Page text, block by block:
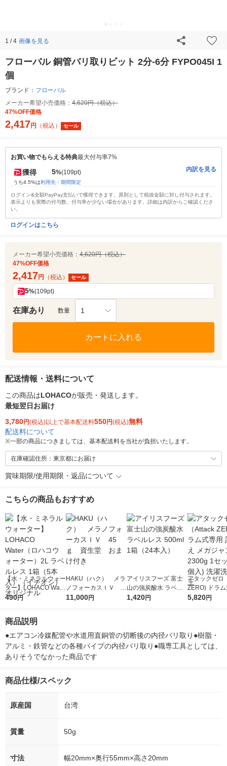
1 / 4 画像を見る
フローバル 銅管バリ取りビット 2分-6分 FYPO045I 1
個
ブランド： フローバル
メーカー希望小売価格： 4,620円（税込）
47%OFF価格
2,417円 （税込） セール
お買い物でもらえる特典最大付与率7%
獲得 5%(109pt)
うち4.5%は利用先・期間限定
内訳を見る
ログイン&全額PayPay支払いで獲得できます。原則として税抜金額に対し付与されます。
表示よりも実際の付与数、付与率が少ない場合があります。詳細は内訳からご確認くださ
い。
ログインはこちら
メーカー希望小売価格： 4,620円（税込）
47%OFF価格
2,417円 （税込） セール
5%(109pt)
在庫あり 数量 1
カートに入れる
配送情報・送料について
この商品はLOHACOが販売・発送します。
最短翌日お届け
3,780円(税込)以上で基本配送料550円(税込)無料
配送料について
※一部の商品につきましては、基本配送料を当社が負担いたします。
在庫確認住所：東京都にお届け
賞味期限/使用期限・返品について
こちらの商品もおすすめ
【水・ミネラルウォー
ター】LOHACO Wate
r（ロハコウォータ
シ） オリジナル
490円
HAKU（ハク） メラ
ノフォーカスＩＶ 4
5ｇ 資生堂 おまけ
11,000円
アイリスフーズ 富士
山の強炭酸水 ラベル
レス 500ml 1箱（24
1,420円
アタックゼロ
ZERO) ドラ
詰め替え メガ
5,820円
商品説明
●エアコン冷媒配管や水道用直銅管の切断後の内径バリ取り●樹脂・
アルミ・鉄管などの各種パイプの内径バリ取り●職専工具としては、
ありそうでなかった商品です
商品仕様/スペック
原産国 台湾
質量 50g
寸法 幅20mm×奥行55mm×高さ20mm